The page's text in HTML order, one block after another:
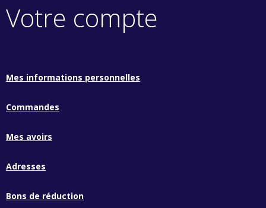
Votre compte
Mes informations personnelles
Commandes
Mes avoirs
Adresses
Bons de réduction